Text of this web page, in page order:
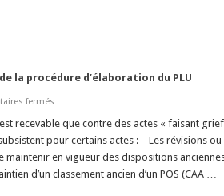
la procédure d’élaboration du PLU
ferméssur
actes
attaquables
de
la
procédure
d’élaboration
recevable que contre des actes « faisant
pour certains actes : – Les révisions ou
maintenir en vigueur des dispositions
d’un classement ancien d’un POS (CAA …